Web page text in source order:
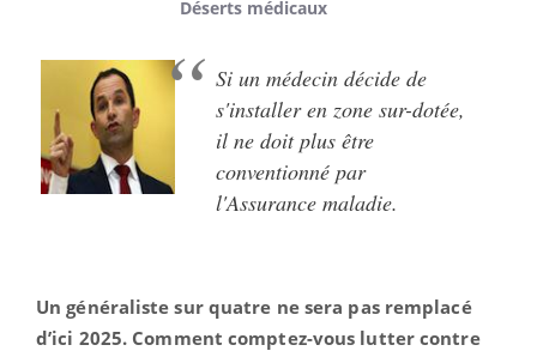
Déserts médicaux
Si un médecin décide de
s'installer en zone sur-dotée,
il ne doit plus être
conventionné par
l'Assurance maladie.
Un généraliste sur quatre ne sera pas remplacé
d’ici 2025. Comment comptez-vous lutter contre